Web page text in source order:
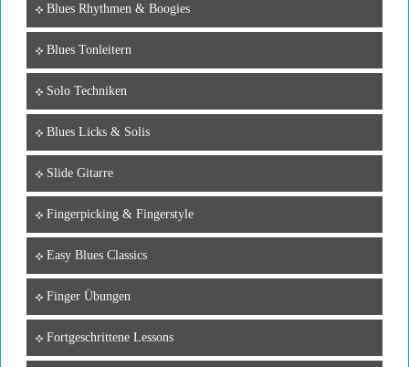
Blues Rhythmen & Boogies
Blues Tonleitern
Solo Techniken
Blues Licks & Solis
Slide Gitarre
Fingerpicking & Fingerstyle
Easy Blues Classics
Finger Übungen
Fortgeschrittene Lessons